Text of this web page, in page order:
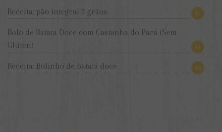
Receita: pão integral 7 grãos 14
Bolo de Batata Doce com Castanha do Pará (Sem
Glúten)
11
Receita: Bolinho de batata doce 10